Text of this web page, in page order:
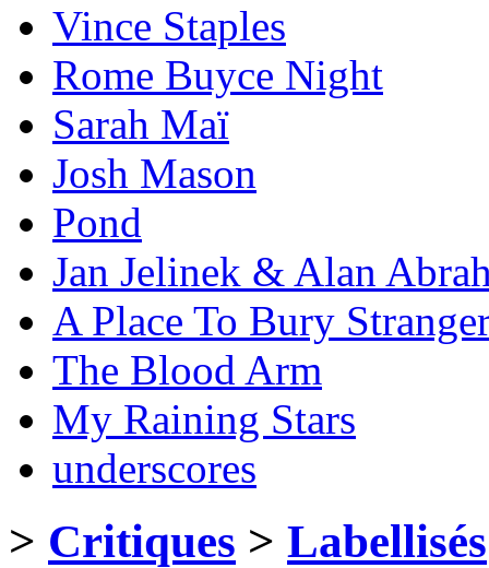
Vince Staples
Rome Buyce Night
Sarah Maï
Josh Mason
Pond
Jan Jelinek & Alan
A Place To Bury
The Blood Arm
My Raining Stars
underscores
> Critiques > Labellisés